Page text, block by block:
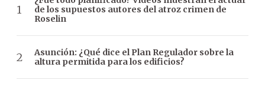
de los supuestos autores del atroz crimen de
Roselin
Asunción: ¿Qué dice el Plan Regulador sobre la
altura permitida para los edificios?